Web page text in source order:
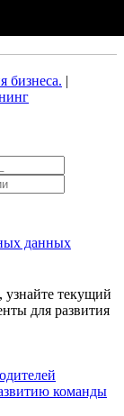
бизнеса. |
данных
узнайте текущий
для развития
команды